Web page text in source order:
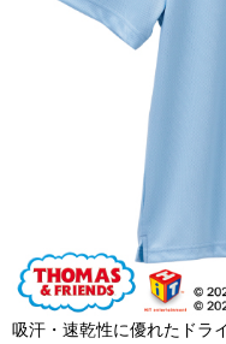
吸汗・速乾性に優れたドラ